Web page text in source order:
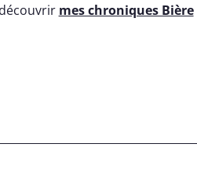
mes chroniques Bière